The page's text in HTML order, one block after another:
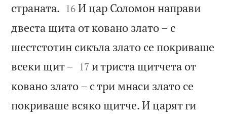
страната. 

16 И цар Соломон направи
двеста щита от ковано злато – с
шестстотин сикъла злато се покриваше
всеки щит – 

17 и триста щитчета от
ковано злато – с три мнаси злато се
покриваше всяко щитче. И царят ги